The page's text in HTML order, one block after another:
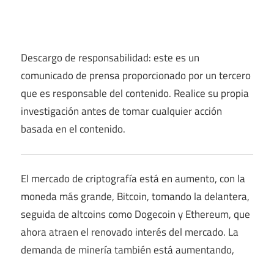
Descargo de responsabilidad: este es un
comunicado de prensa proporcionado por un tercero
que es responsable del contenido. Realice su propia
investigación antes de tomar cualquier acción
basada en el contenido.
El mercado de criptografía está en aumento, con la
moneda más grande, Bitcoin, tomando la delantera,
seguida de altcoins como Dogecoin y Ethereum, que
ahora atraen el renovado interés del mercado. La
demanda de minería también está aumentando,